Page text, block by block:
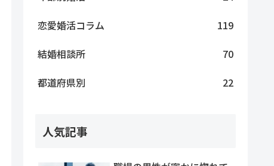
恋愛婚活コラム
119
結婚相談所
70
都道府県別
22
人気記事